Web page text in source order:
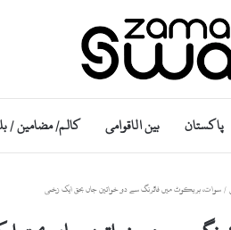
پاکستان بین الاقوامی کالم/ مضامین /
/سوات، بریکوٹ میں فائرنگ سے دو خواتین جاں بحق ایک زخمی